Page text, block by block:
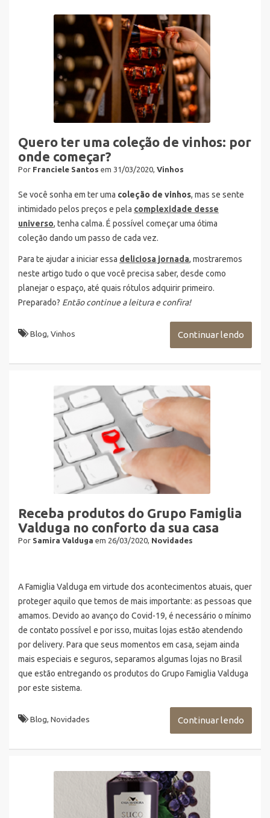
Quero ter uma coleção de vinhos: por
onde começar?
Por Franciele Santos em 31/03/2020, Vinhos
Se você sonha em ter uma coleção de vinhos, mas se sente
intimidado pelos preços e pela complexidade desse
universo, tenha calma. É possível começar uma ótima
coleção dando um passo de cada vez.
Para te ajudar a iniciar essa deliciosa jornada, mostraremos
neste artigo tudo o que você precisa saber, desde como
planejar o espaço, até quais rótulos adquirir primeiro.
Preparado? Então continue a leitura e confira!
Continuar lendo
Blog, Vinhos
Receba produtos do Grupo Famiglia
Valduga no conforto da sua casa
Por Samira Valduga em 26/03/2020, Novidades
A Famiglia Valduga em virtude dos acontecimentos atuais, quer
proteger aquilo que temos de mais importante: as pessoas que
amamos. Devido ao avanço do Covid-19, é necessário o mínimo
de contato possível e por isso, muitas lojas estão atendendo
por delivery. Para que seus momentos em casa, sejam ainda
mais especiais e seguros, separamos algumas lojas no Brasil
que estão entregando os produtos do Grupo Famiglia Valduga
por este sistema.
Continuar lendo
Blog, Novidades